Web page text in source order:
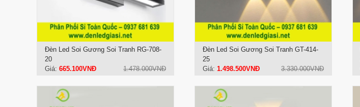
Đèn Led Soi Gương Soi Tranh RG-708-
20
Giá: 665.100VNĐ 1.478.000VNĐ
Đèn Led Soi Gương Soi Tranh GT-414-
25
Giá: 1.498.500VNĐ 3.330.000VNĐ